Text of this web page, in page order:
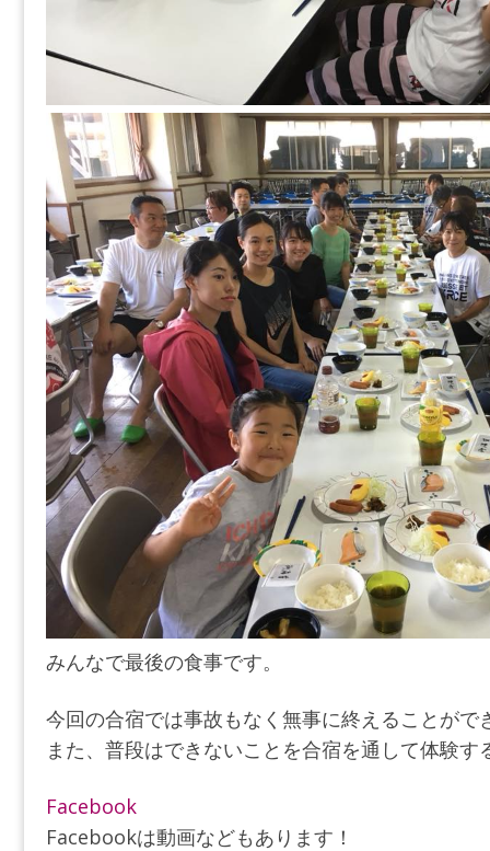
みんなで最後の食事です。
今回の合宿では事故もなく無事に終えることがで
また、普段はできないことを合宿を通して体験す
Facebook
Facebookは動画などもあります！